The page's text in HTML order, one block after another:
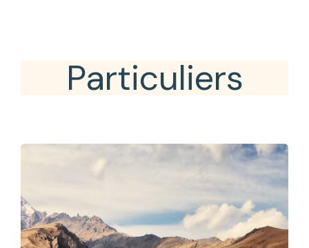
Particuliers